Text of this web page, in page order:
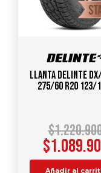
Llanta DELINTE
275/60 R20 123/
$
$
Añadir al